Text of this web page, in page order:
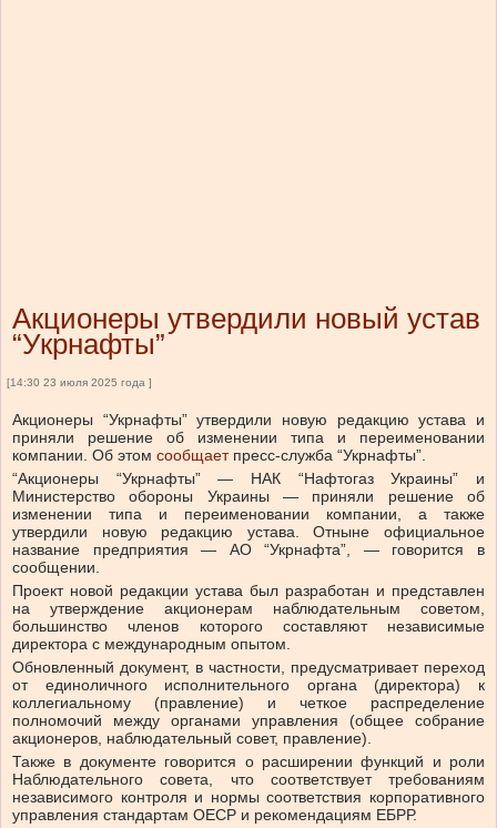
Акционеры утвердили новый устав
“Укрнафты”
[14:30 23 июля 2025 года ]
Акционеры “Укрнафты” утвердили новую редакцию устава и
приняли решение об изменении типа и переименовании
компании. Об этом сообщает пресс-служба “Укрнафты”.
“Акционеры “Укрнафты” — НАК “Нафтогаз Украины” и
Министерство обороны Украины — приняли решение об
изменении типа и переименовании компании, а также
утвердили новую редакцию устава. Отныне официальное
название предприятия — АО “Укрнафта”, — говорится в
сообщении.
Проект новой редакции устава был разработан и представлен
на утверждение акционерам наблюдательным советом,
большинство членов которого составляют независимые
директора с международным опытом.
Обновленный документ, в частности, предусматривает переход
от единоличного исполнительного органа (директора) к
коллегиальному (правление) и четкое распределение
полномочий между органами управления (общее собрание
акционеров, наблюдательный совет, правление).
Также в документе говорится о расширении функций и роли
Наблюдательного совета, что соответствует требованиям
независимого контроля и нормы соответствия корпоративного
управления стандартам OECР и рекомендациям ЕБРР.